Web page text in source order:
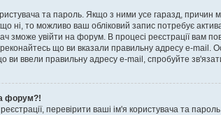
та пароль. Якщо з ними усе гаразд, причин
ні, то можливо ваш обліковий запис потребує
зможе увійти на форум. В процесі реєстрації
що ви вказали правильну адресу e-mail.
ввели правильну адресу e-mail, спробуйте
форум?!
перевірити ваші ім'я користувача та